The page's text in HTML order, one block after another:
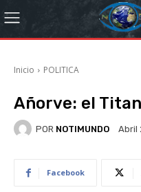
Inicio POLITICA
Añorve: el
POR NOTIMUNDO Abril
Facebook